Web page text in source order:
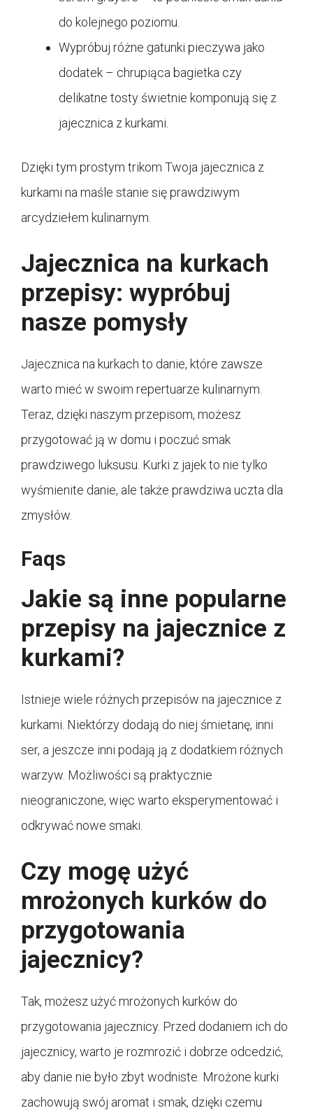
do kolejnego poziomu.
Wypróbuj różne gatunki pieczywa jako
dodatek – chrupiąca bagietka czy
delikatne tosty świetnie komponują się z
jajecznica z kurkami.
Dzięki tym prostym trikom Twoja jajecznica z
kurkami na maśle stanie się prawdziwym
arcydziełem kulinarnym.
Jajecznica na kurkach
przepisy: wypróbuj
nasze pomysły
Jajecznica na kurkach to danie, które zawsze
warto mieć w swoim repertuarze kulinarnym.
Teraz, dzięki naszym przepisom, możesz
przygotować ją w domu i poczuć smak
prawdziwego luksusu. Kurki z jajek to nie tylko
wyśmienite danie, ale także prawdziwa uczta dla
zmysłów.
Faqs
Jakie są inne popularne
przepisy na jajecznice z
kurkami?
Istnieje wiele różnych przepisów na jajecznice z
kurkami. Niektórzy dodają do niej śmietanę, inni
ser, a jeszcze inni podają ją z dodatkiem różnych
warzyw. Możliwości są praktycznie
nieograniczone, więc warto eksperymentować i
odkrywać nowe smaki.
Czy mogę użyć
mrożonych kurków do
przygotowania
jajecznicy?
Tak, możesz użyć mrożonych kurków do
przygotowania jajecznicy. Przed dodaniem ich do
jajecznicy, warto je rozmrozić i dobrze odcedzić,
aby danie nie było zbyt wodniste. Mrożone kurki
zachowują swój aromat i smak, dzięki czemu